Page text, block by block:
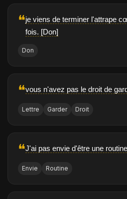
❝je viens de terminer l'attrape
fois. [Don]
Don
❝vous n'avez pas le droit de
Lettre Garder Droit
❝J'ai pas envie d'être une
Envie Routine